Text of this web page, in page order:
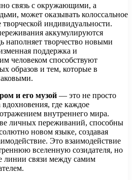
связь с окружающими, а
может оказывать колоссальное
индивидуальности.
аккумулируются
наполняет творчество новыми
поддержка и
человеком способствуют
образов и тем, которые в
и его музой — это не просто
вдохновения, где каждое
внутреннего мира.
личных переживаний, способны
новом языке, создавая
Это взаимодействие
вселенную созидателя, но
линии связи между самим